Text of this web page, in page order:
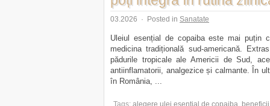
03.2026 · Posted in Sanatate
Uleiul esențial de copaiba este mai puțin
medicina tradițională sud-americană.
pădurile tropicale ale Americii de Sud,
antiinflamatorii, analgezice și calmante. În
în România, ...
Tags: alegere ulei esențial de copaiba,